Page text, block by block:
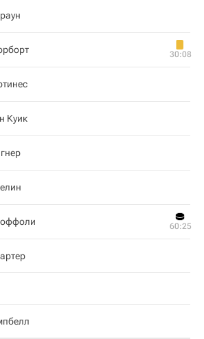
30:08
Куик
60:25